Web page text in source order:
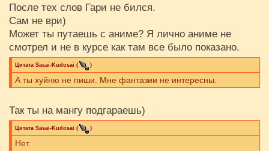
После тех слов Гари не бился.
Сам не ври)
Может ты путаешь с аниме? Я лично аниме не
смотрел и не в курсе как там все было показано.
Цитата Sasai-Kudosai ( )
А ты хуйню не пиши. Мне фантазии не интересны.
Так ты на мангу подгараешь)
Цитата Sasai-Kudosai ( )
Нет.